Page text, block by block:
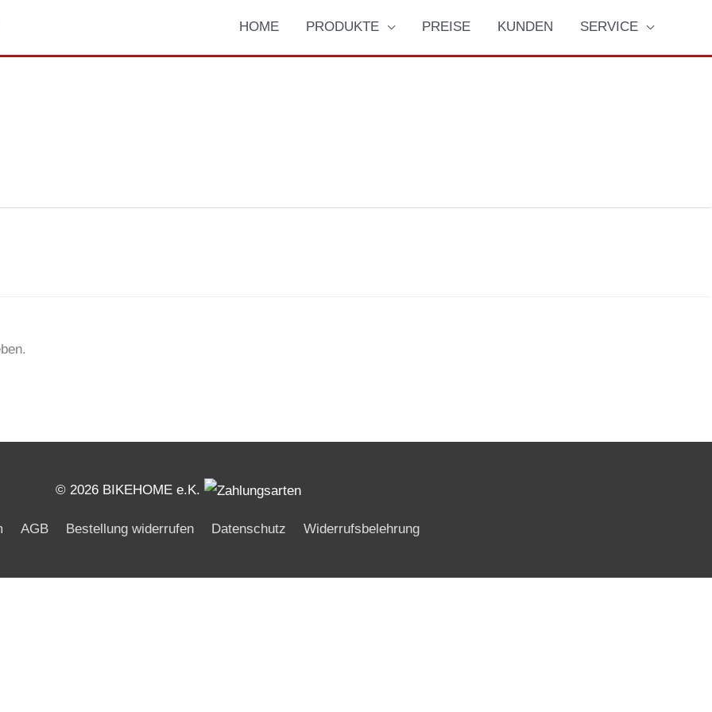
HOME PRODUKTE PREISE KUNDEN SERVICE
© 2026 BIKEHOME e.K.
AGB Bestellung widerrufen Datenschutz Widerrufsbelehrung